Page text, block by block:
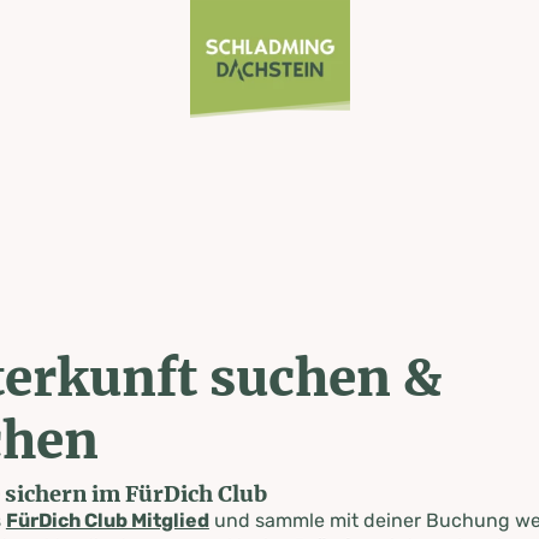
suchen &
im FürDich Club
FürDich Club Mitgliedund sammle mit deiner Buchung